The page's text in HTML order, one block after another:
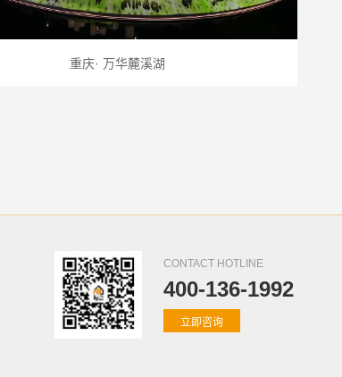
重庆· 万华麓溪湖
CONTACT HOTLINE
400-136-1992
立即咨询